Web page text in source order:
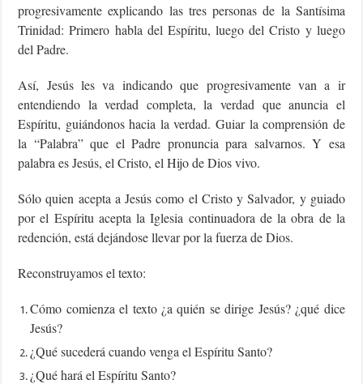
progresivamente explicando las tres personas de la Santísima
Trinidad: Primero habla del Espíritu, luego del Cristo y luego
del Padre.
Así, Jesús les va indicando que progresivamente van a ir
entendiendo la verdad completa, la verdad que anuncia el
Espíritu, guiándonos hacia la verdad. Guiar la comprensión de
la “Palabra” que el Padre pronuncia para salvarnos. Y esa
palabra es Jesús, el Cristo, el Hijo de Dios vivo.
Sólo quien acepta a Jesús como el Cristo y Salvador, y guiado
por el Espíritu acepta la Iglesia continuadora de la obra de la
redención, está dejándose llevar por la fuerza de Dios.
Reconstruyamos el texto:
Cómo comienza el texto ¿a quién se dirige Jesús? ¿qué dice
Jesús?
¿Qué sucederá cuando venga el Espíritu Santo?
¿Qué hará el Espíritu Santo?